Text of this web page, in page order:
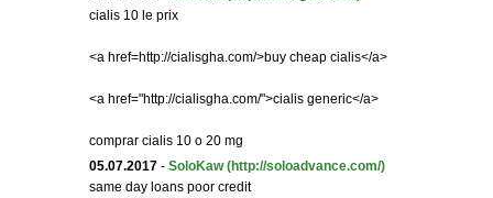
cialis 10 le prix
<a href=http://cialisgha.com/>buy cheap cialis</a>
<a href="http://cialisgha.com/">cialis generic</a>
comprar cialis 10 o 20 mg
05.07.2017 - SoloKaw (http://soloadvance.com/)
same day loans poor credit